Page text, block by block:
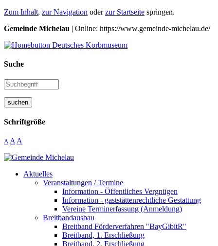
Zum Inhalt, zur Navigation oderzur Startseite springen.
Gemeinde Michelau | Online: https://www.gemeinde-michelau.de/
Suche
suchen
Schriftgröße
A A A
Aktuelles
Veranstaltungen / Termine
Information - Öffentliches Vergnügen
Information - gaststättenrechtliche Gestattung
Vereine Terminerfassung (Anmeldung)
Breitbandausbau
Breitband Förderverfahren "BayGibitR"
Breitband, 1. Erschließung
Breitband, 2. Erschließung